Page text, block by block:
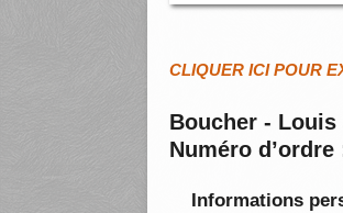
CLIQUER ICI POUR
Boucher - Louis
Numéro
Informations